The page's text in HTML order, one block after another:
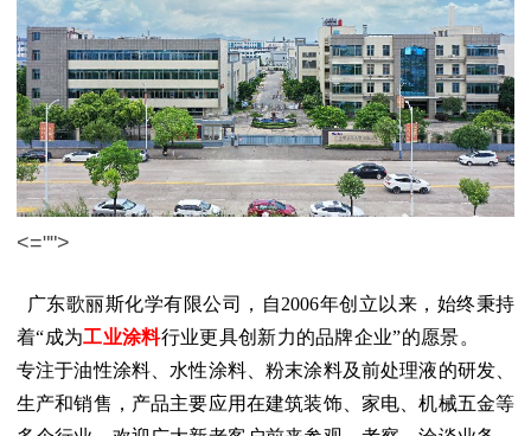
<="">
广东歌丽斯化学有限公司，自2006年创立以来，始终秉持
着“成为工业涂料行业更具创新力的品牌企业”的愿景。
专注于油性涂料、水性涂料、粉末涂料及前处理液的研发、
生产和销售，产品主要应用在建筑装饰、家电、机械五金等